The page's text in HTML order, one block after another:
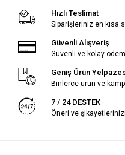
Hızlı Teslimat
Siparişleriniz en kısa
Güvenli Alışveriş
Güvenli ve kolay
Geniş Ürün
Binlerce ürün ve
7 / 24 DESTEK
Öneri ve